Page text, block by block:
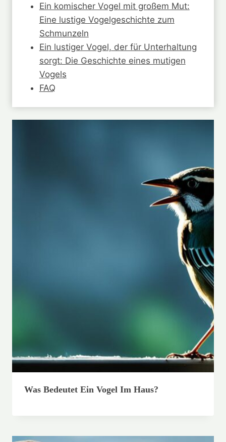
Ein komischer Vogel mit großem Mut:
Eine lustige Vogelgeschichte zum
Schmunzeln
Ein lustiger Vogel, der für Unterhaltung
sorgt: Die Geschichte eines mutigen
Vogels
FAQ
Was Bedeutet Ein Vogel Im Haus?